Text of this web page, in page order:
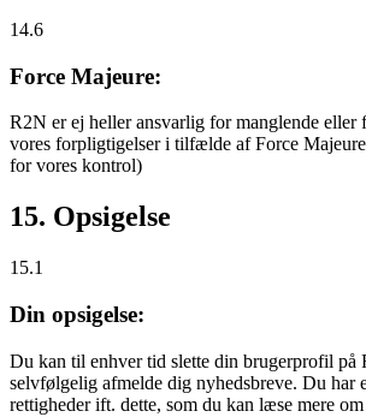
14.6
Force Majeure:
R2N er ej heller ansvarlig for manglende eller
vores forpligtigelser i tilfælde af Force
for vores kontrol)
15. Opsigelse
15.1
Din opsigelse:
Du kan til enhver tid slette din brugerprofil på
selvfølgelig afmelde dig nyhedsbreve. Du har
rettigheder ift. dette, som du kan læse mere